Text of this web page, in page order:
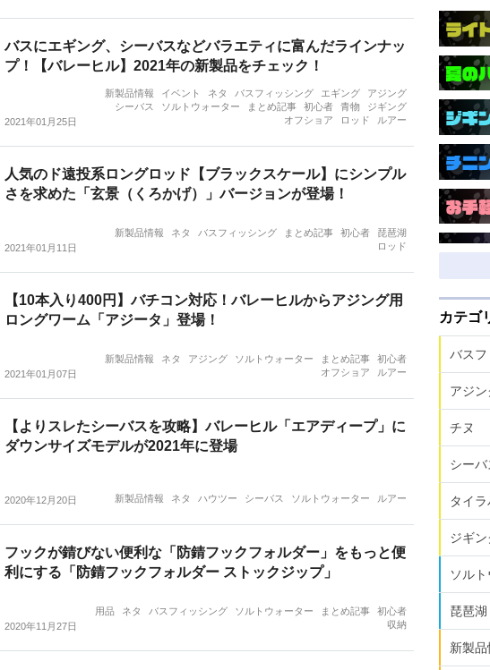
バスにエギング、シーバスなどバラエティに富んだラインナッ
プ！【バレーヒル】2021年の新製品をチェック！
2021年01月25日
新製品情報 イベント ネタ バスフィッシング エギング
アジング
シーバス
ソルトウォーター まとめ記事 初心者 青物
ジギング
オフショア
ロッド ルアー
人気のド遠投系ロングロッド【ブラックスケール】にシンプル
さを求めた「玄景（くろかげ）」バージョンが登場！
2021年01月11日
新製品情報 ネタ バスフィッシング まとめ記事 初心者
琵琶湖
ロッド
【10本入り400円】バチコン対応！バレーヒルからアジング用
ロングワーム「アジータ」登場！
2021年01月07日
新製品情報 ネタ アジング ソルトウォーター まとめ記事
初心者
オフショア
ルアー
【よりスレたシーバスを攻略】バレーヒル「エアディープ」に
ダウンサイズモデルが2021年に登場
2020年12月20日 新製品情報 ネタ ハウツー シーバス ソルトウォーター ルアー
フックが錆びない便利な「防錆フックフォルダー」をもっと便
利にする「防錆フックフォルダー ストックジップ」
2020年11月27日
用品 ネタ バスフィッシング ソルトウォーター まとめ記事
初心者
収納
カテゴ
バス
アジン
チヌ
シーバ
タイ
ジギン
ソル
琵琶湖
新製品